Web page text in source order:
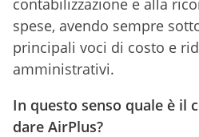
contabilizzazione e alla
spese, avendo sempre
principali voci di costo e
amministrativi.
In questo senso quale è il
dare AirPlus?